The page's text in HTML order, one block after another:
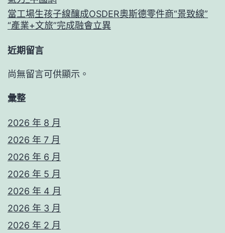
當工場生孩子線釀成OSDER奧斯德零件商“景致線”
“產業+文旅”完成融會立異
近期留言
尚無留言可供顯示。
彙整
2026 年 8 月
2026 年 7 月
2026 年 6 月
2026 年 5 月
2026 年 4 月
2026 年 3 月
2026 年 2 月